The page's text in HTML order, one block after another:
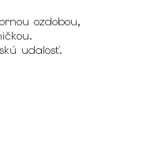
ozdobou,
udalosť.